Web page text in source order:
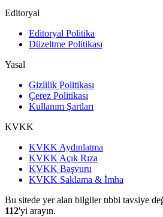
Editoryal
Editoryal Politika
Düzeltme Politikası
Yasal
Gizlilik Politikası
Çerez Politikası
Kullanım Şartları
KVKK
KVKK Aydınlatma
KVKK Açık Rıza
KVKK Başvuru
KVKK Saklama & İmha
Bu sitede yer alan bilgiler tıbbi tavsiye
112'yi arayın.